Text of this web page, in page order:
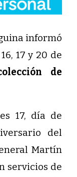
informó
17 y 20 de
de
17, día de
del
Martín
servicios de